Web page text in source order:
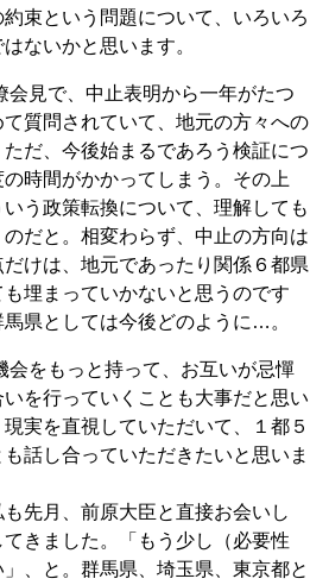
束という問題について、いろいろ
ないかと思います。
見で、中止表明から一年がたつ
質問されていて、地元の方々への
だ、今後始まるであろう検証につ
時間がかかってしまう。その上
う政策転換について、理解しても
だと。相変わらず、中止の方向は
けは、地元であったり関係６都県
埋まっていかないと思うのです
県としては今後どのように…。
をもっと持って、お互いが忌憚
いを行っていくことも大事だと思い
実を直視していただいて、１都５
話し合っていただきたいと思いま
先月、前原大臣と直接お会いし
きました。「もう少し（必要性
、と。群馬県、埼玉県、東京都と